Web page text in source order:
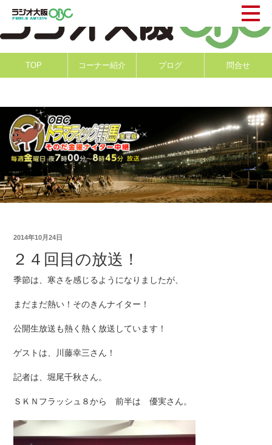
TOP コーナー紹介 ブログ 問合せ
2014年10月24日
２４回目の放送！
季節は、寒さを感じるようになりましたが、
まだまだ熱い！そのきんナイター！
公開生放送も熱く熱く放送しています！
ゲストは、川藤幸三さん！
記者は、堀尾千秋さん。
ＳＫＮフラッシュ８から 前半は 優実さん。